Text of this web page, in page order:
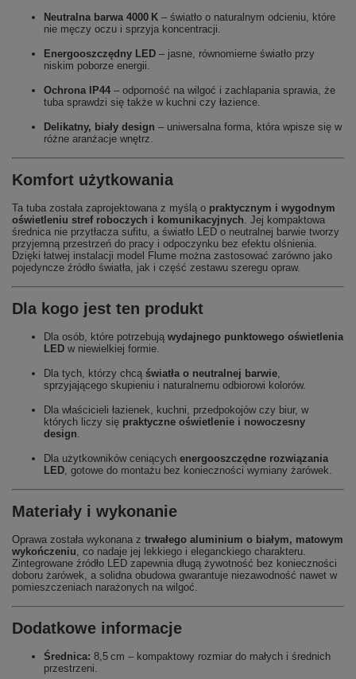
Neutralna barwa 4000 K – światło o naturalnym odcieniu, które
nie męczy oczu i sprzyja koncentracji.
Energooszczędny LED – jasne, równomierne światło przy
niskim poborze energii.
Ochrona IP44 – odporność na wilgoć i zachlapania sprawia, że
tuba sprawdzi się także w kuchni czy łazience.
Delikatny, biały design – uniwersalna forma, która wpisze się w
różne aranżacje wnętrz.
Komfort użytkowania
Ta tuba została zaprojektowana z myślą o praktycznym i wygodnym
oświetleniu stref roboczych i komunikacyjnych. Jej kompaktowa
średnica nie przytłacza sufitu, a światło LED o neutralnej barwie tworzy
przyjemną przestrzeń do pracy i odpoczynku bez efektu olśnienia.
Dzięki łatwej instalacji model Flume można zastosować zarówno jako
pojedyncze źródło światła, jak i część zestawu szeregu opraw.
Dla kogo jest ten produkt
Dla osób, które potrzebują wydajnego punktowego oświetlenia
LED w niewielkiej formie.
Dla tych, którzy chcą światła o neutralnej barwie,
sprzyjającego skupieniu i naturalnemu odbiorowi kolorów.
Dla właścicieli łazienek, kuchni, przedpokojów czy biur, w
których liczy się praktyczne oświetlenie i nowoczesny
design.
Dla użytkowników ceniących energooszczędne rozwiązania
LED, gotowe do montażu bez konieczności wymiany żarówek.
Materiały i wykonanie
Oprawa została wykonana z trwałego aluminium o białym, matowym
wykończeniu, co nadaje jej lekkiego i eleganckiego charakteru.
Zintegrowane źródło LED zapewnia długą żywotność bez konieczności
doboru żarówek, a solidna obudowa gwarantuje niezawodność nawet w
pomieszczeniach narażonych na wilgoć.
Dodatkowe informacje
Średnica: 8,5 cm – kompaktowy rozmiar do małych i średnich
przestrzeni.